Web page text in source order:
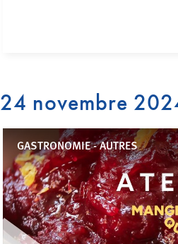
24 novembre
GASTRONOMIE - AUTRES